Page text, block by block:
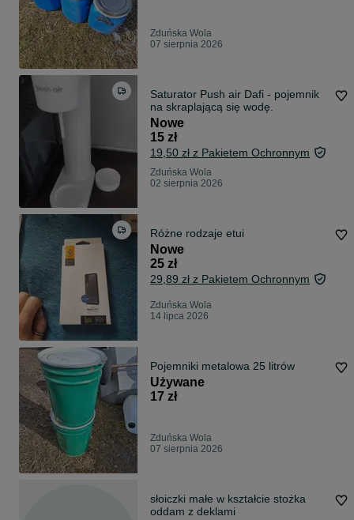
Zduńska Wola
07 sierpnia 2026
Saturator Push air Dafi - pojemnik
na skraplającą się wodę.
Nowe
15 zł
19,50 zł z Pakietem Ochronnym
Zduńska Wola
02 sierpnia 2026
Różne rodzaje etui
Nowe
25 zł
29,89 zł z Pakietem Ochronnym
Zduńska Wola
14 lipca 2026
Pojemniki metalowa 25 litrów
Używane
17 zł
Zduńska Wola
07 sierpnia 2026
słoiczki małe w kształcie stożka
oddam z deklami